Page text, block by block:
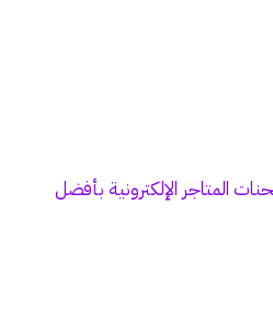
المتاجر الإلكترونية بأفضل